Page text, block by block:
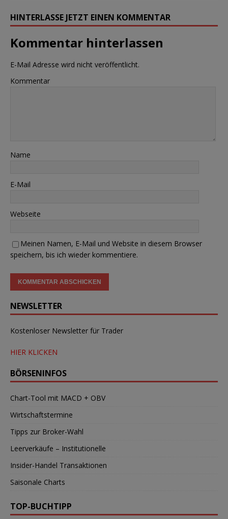
HINTERLASSE JETZT EINEN KOMMENTAR
Kommentar hinterlassen
E-Mail Adresse wird nicht veröffentlicht.
Kommentar
Name
E-Mail
Webseite
Meinen Namen, E-Mail und Website in diesem Browser
speichern, bis ich wieder kommentiere.
NEWSLETTER
Kostenloser Newsletter für Trader
HIER KLICKEN
BÖRSENINFOS
Chart-Tool mit MACD + OBV
Wirtschaftstermine
Tipps zur Broker-Wahl
Leerverkäufe – Institutionelle
Insider-Handel Transaktionen
Saisonale Charts
TOP-BUCHTIPP